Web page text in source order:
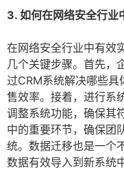
3. 如何在网络安全行业
在网络安全行业中有效
几个关键步骤。首先，
过CRM系统解决哪些具
售效率。接着，进行系
调整系统功能，确保其
中的重要环节，确保团
统。数据迁移也是一个
数据有效导入到新系统